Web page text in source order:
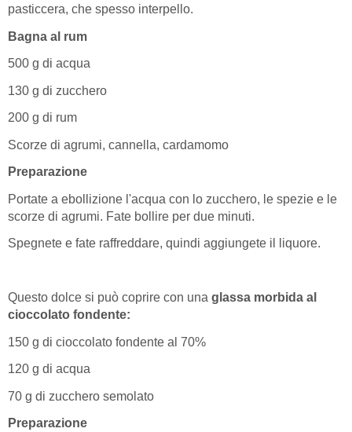
pasticcera, che spesso interpello.
Bagna al rum
500 g di acqua
130 g di zucchero
200 g di rum
Scorze di agrumi, cannella, cardamomo
Preparazione
Portate a ebollizione l'acqua con lo zucchero, le spezie e le
scorze di agrumi. Fate bollire per due minuti.
Spegnete e fate raffreddare, quindi aggiungete il liquore.
Questo dolce si può coprire con una glassa morbida al
cioccolato fondente:
150 g di cioccolato fondente al 70%
120 g di acqua
70 g di zucchero semolato
Preparazione